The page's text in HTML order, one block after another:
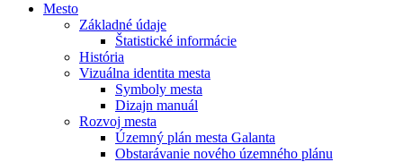
Mesto
Základné údaje
Štatistické informácie
História
Vizuálna identita mesta
Symboly mesta
Dizajn manuál
Rozvoj mesta
Územný plán mesta Galanta
Obstarávanie nového územného plánu